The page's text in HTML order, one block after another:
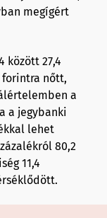
megígért
között 27,4
nőtt,
a
a jegybanki
lehet
80,2
11,4